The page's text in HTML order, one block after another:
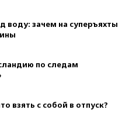
воду: зачем на суперъяхты
по следам
взять с собой в отпуск?